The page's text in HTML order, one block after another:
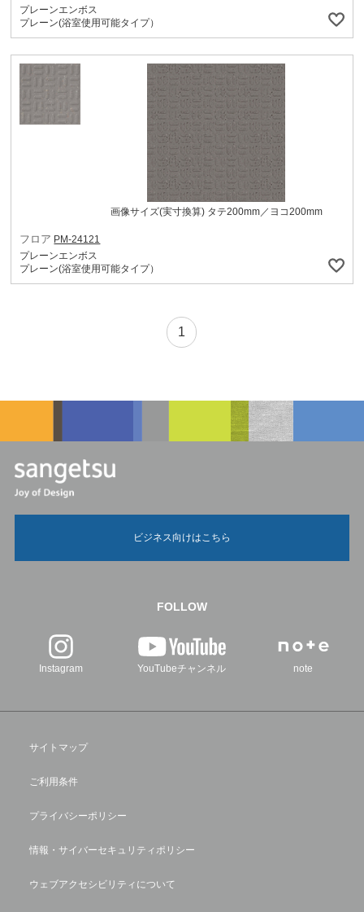
プレーンエンボス
プレーン(浴室使用可能タイプ）
画像サイズ(実寸換算) タテ200mm／ヨコ200mm
フロア PM-24121
プレーンエンボス
プレーン(浴室使用可能タイプ）
1
ビジネス向けはこちら
FOLLOW
Instagram YouTubeチャンネル note
サイトマップ
ご利用条件
プライバシーポリシー
情報・サイバーセキュリティポリシー
ウェブアクセシビリティについて